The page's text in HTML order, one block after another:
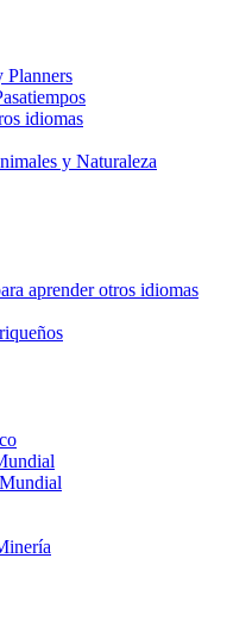
Planners
idiomas
y Naturaleza
aprender otros idiomas